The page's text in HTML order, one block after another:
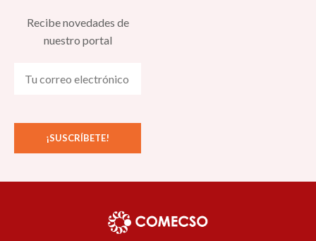
Recibe novedades de
nuestro portal